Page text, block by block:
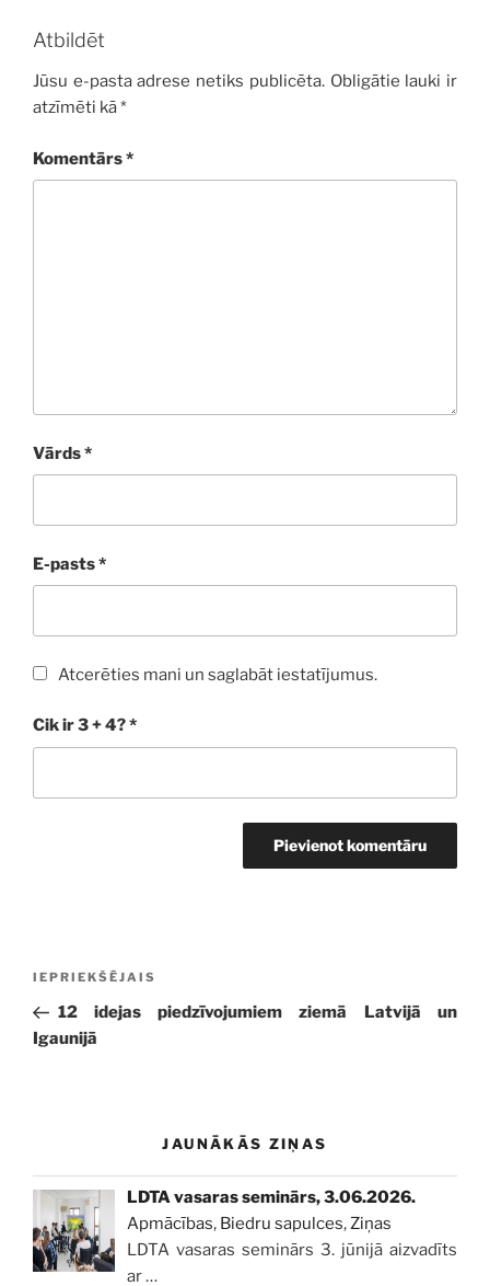
Atbildēt
Jūsu e-pasta adrese netiks publicēta. Obligātie lauki ir
atzīmēti kā*
Komentārs*
Vārds*
E-pasts*
Atcerēties mani un saglabāt iestatījumus.
Cik ir 3 + 4?*
Iepriekšējā
ziņa:
IEPRIEKŠĒJAIS
12 idejas piedzīvojumiem ziemā Latvijā un
Igaunijā
JAUNĀKĀS ZIŅAS
LDTA vasaras seminārs, 3.06.2026.
Apmācības, Biedru sapulces,Ziņas
LDTA vasaras seminārs 3. jūnijā aizvadīts
ar…